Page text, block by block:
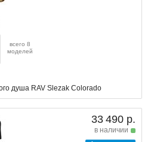
всего 8
моделей
душа RAV Slezak Colorado
33 490 р.
в наличии